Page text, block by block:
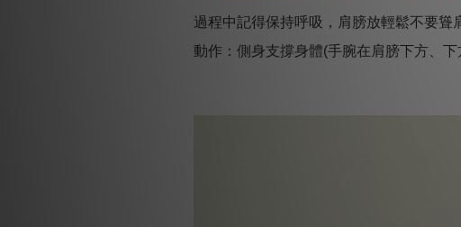
過程中記得保持呼吸，肩膀放輕鬆不要聳
動作：側身支撐身體(手腕在肩膀下方、